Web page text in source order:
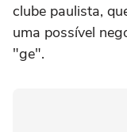
clube paulista,
uma possível
"ge".